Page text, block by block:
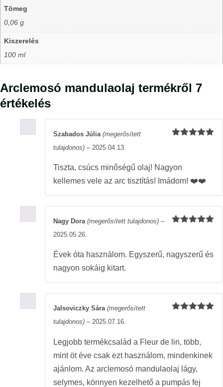
Tömeg
0,06 g
Kiszerelés
100 ml
Arclemosó mandulaolaj termékről 7
értékelés
Szabados Júlia (megerősített
tulajdonos) – 2025.04.13.
Tiszta, csúcs minőségű olaj! Nagyon
kellemes vele az arc tisztítás! Imádom! ❤️❤️
Nagy Dora (megerősített tulajdonos) –
2025.05.26.
Évek óta használom. Egyszerű, nagyszerű és
nagyon sokáig kitart.
Jalsoviczky Sára (megerősített
tulajdonos) – 2025.07.16.
Legjobb termékcsalád a Fleur de lin, több,
mint öt éve csak ezt használom, mindenkinek
ajánlom. Az arclemosó mandulaolaj lágy,
selymes, könnyen kezelhető a pumpás fej